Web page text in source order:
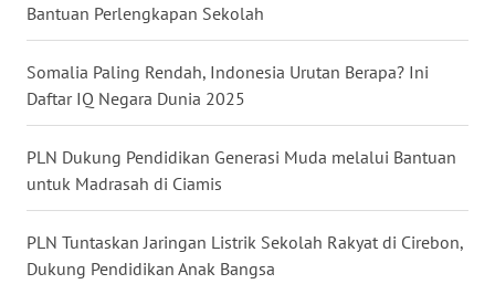
Bantuan Perlengkapan Sekolah
Somalia Paling Rendah, Indonesia Urutan Berapa? Ini
Daftar IQ Negara Dunia 2025
PLN Dukung Pendidikan Generasi Muda melalui Bantuan
untuk Madrasah di Ciamis
PLN Tuntaskan Jaringan Listrik Sekolah Rakyat di Cirebon,
Dukung Pendidikan Anak Bangsa
WN
MALUT
WN
TOBA